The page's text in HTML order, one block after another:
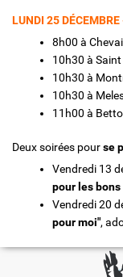
LUNDI 25
8h00 à
10h30 à
10h30 à
10h30 à
11h00 à
Deux soirées pourse
Vendredi 13
pour les bons
Vendredi 20
pour moi",